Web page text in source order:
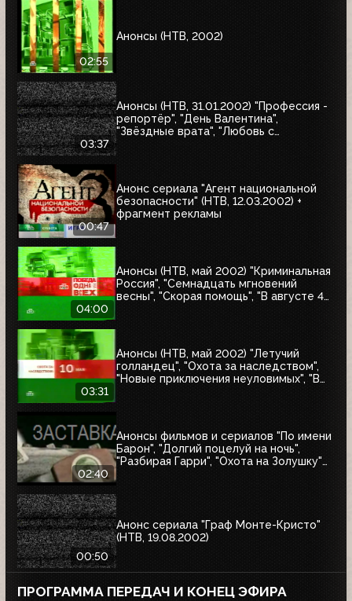
02:55
Анонсы (НТВ, 2002)
03:37
Анонсы (НТВ, 31.01.2002) "Профессия -
репортёр", "День Валентина",
"Звёздные врата", "Любовь с
00:47
Анонс сериала "Агент национальной
безопасности" (НТВ, 12.03.2002) +
фрагмент рекламы
04:00
Анонсы (НТВ, май 2002) "Криминальная
Россия", "Семнадцать мгновений
весны", "Скорая помощь", "В августе 44-
03:31
Анонсы (НТВ, май 2002) "Летучий
голландец", "Охота за наследством",
"Новые приключения неуловимых", "В
02:40
Анонсы фильмов и сериалов "По имени
Барон", "Долгий поцелуй на ночь",
"Разбирая Гарри", "Охота на Золушку"
00:50
Анонс сериала "Граф Монте-Кристо"
(НТВ, 19.08.2002)
ПРОГРАММА ПЕРЕДАЧ И КОНЕЦ ЭФИРА